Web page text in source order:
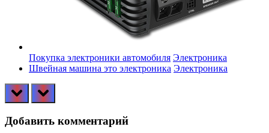
Покупка электроники автомобиля Электроника
Швейная машина это электроника Электроника
prev next
Добавить комментарий